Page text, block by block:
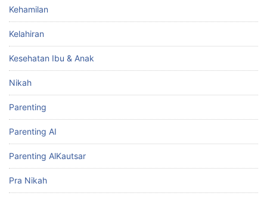
Kehamilan
Kelahiran
Kesehatan Ibu & Anak
Nikah
Parenting
Parenting AI
Parenting AlKautsar
Pra Nikah